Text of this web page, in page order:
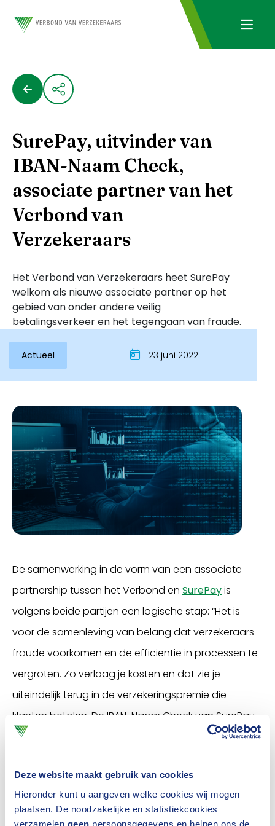
Deze website maakt gebruik van cookies
Hieronder kunt u aangeven welke cookies wij mogen
plaatsen. De noodzakelijke en statistiekcookies
verzamelen geen persoonsgegevens en helpen ons de
Inloggen
SurePay, uitvinder van
IBAN-Naam Check,
associate partner van het
Verbond van
Verzekeraars
Het Verbond van Verzekeraars heet SurePay
welkom als nieuwe associate partner op het
gebied van onder andere veilig
betalingsverkeer en het tegengaan van fraude.
Actueel 23 juni 2022
De samenwerking in de vorm van een associate
partnership tussen het Verbond en SurePayis
volgens beide partijen een logische stap: “Het is
voor de samenleving van belang dat verzekeraars
fraude voorkomen en de efficiëntie in processen te
vergroten. Zo verlaag je kosten en dat zie je
uiteindelijk terug in de verzekeringspremie die
klanten betalen. De IBAN-Naam Check van SurePay
draagt daar zeker aan bij,” aldus Richard Weurding,
Dorine van Basten, CCO bij SurePay: “Een groot deel
van de verzekeraars maakt gebruik van de IBAN-